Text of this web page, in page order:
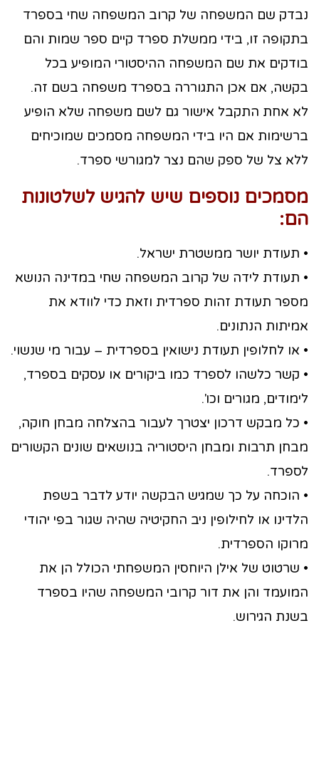
נבדק שם המשפחה של קרוב המשפחה שחי בספרד
בתקופה זו, בידי ממשלת ספרד קיים ספר שמות והם
בודקים את שם המשפחה ההיסטורי המופיע בכל
בקשה, אם אכן התגוררה בספרד משפחה בשם זה.
לא אחת התקבל אישור גם לשם משפחה שלא הופיע
ברשימות אם היו בידי המשפחה מסמכים שמוכיחים
ללא צל של ספק שהם נצר למגורשי ספרד.
מסמכים נוספים שיש להגיש לשלטונות
הם:
• תעודת יושר ממשטרת ישראל.
• תעודת לידה של קרוב המשפחה שחי במדינה הנושא
מספר תעודת זהות ספרדית וזאת כדי לוודא את
אמיתות הנתונים.
• או לחלופין תעודת נישואין בספרדית – עבור מי שנשוי.
• קשר כלשהו לספרד כמו ביקורים או עסקים בספרד,
לימודים, מגורים וכו'.
• כל מבקש דרכון יצטרך לעבור בהצלחה מבחן חוקה,
מבחן תרבות ומבחן היסטוריה בנושאים שונים הקשורים
לספרד.
• הוכחה על כך שמגיש הבקשה יודע לדבר בשפת
הלדינו או לחילופין ניב החקיטיה שהיה שגור בפי יהודי
מרוקו הספרדית.
• שרטוט של אילן היוחסין המשפחתי הכולל הן את
המועמד והן את דור קרובי המשפחה שהיו בספרד
בשנת הגירוש.